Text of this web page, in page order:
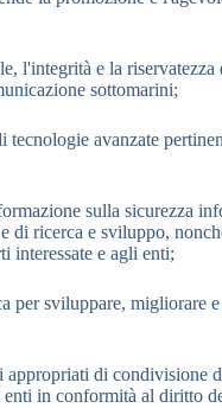
l'integrità e la
sottomarini;
avanzate
sulla sicurezza
di ricerca e sviluppo,
interessate e agli enti;
per sviluppare, migliorare
di condivisione
in conformità al diritto